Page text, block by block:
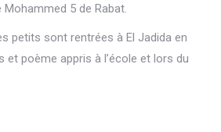
5 de Rabat.
petits sont rentrées à El Jadida en
et poème appris à l’école et lors du